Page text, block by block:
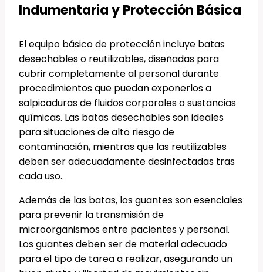
Indumentaria y Protección Básica
El equipo básico de protección incluye batas
desechables o reutilizables, diseñadas para
cubrir completamente al personal durante
procedimientos que puedan exponerlos a
salpicaduras de fluidos corporales o sustancias
químicas. Las batas desechables son ideales
para situaciones de alto riesgo de
contaminación, mientras que las reutilizables
deben ser adecuadamente desinfectadas tras
cada uso.
Además de las batas, los guantes son esenciales
para prevenir la transmisión de
microorganismos entre pacientes y personal.
Los guantes deben ser de material adecuado
para el tipo de tarea a realizar, asegurando un